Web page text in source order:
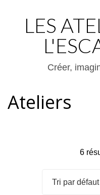
LES
Créer,
Ateliers
6